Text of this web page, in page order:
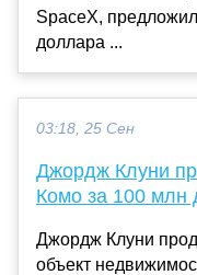
SpaceX,
доллара ...
03:18, 25 Сен
Джордж Клуни
Комо за 100 млн
Джордж Клуни
объект